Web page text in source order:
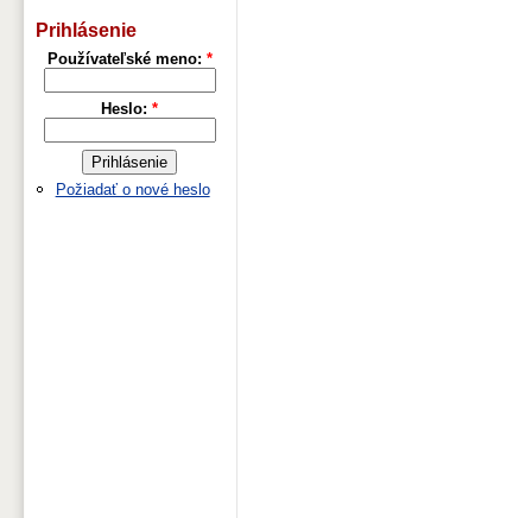
Prihlásenie
Používateľské meno: *
Heslo: *
Požiadať o nové heslo